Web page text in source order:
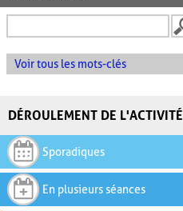
Voir tous les mots-clés
DÉROULEMENT DE L'ACTIVITÉ
Sporadiques
En plusieurs séances